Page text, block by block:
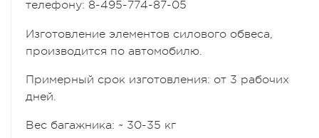
телефону: 8-495-774-87-05
Изготовление элементов силового обвеса,
производится по автомобилю.
Примерный срок изготовления: от 3 рабочих
дней.
Вес багажника: ~ 30-35 кг